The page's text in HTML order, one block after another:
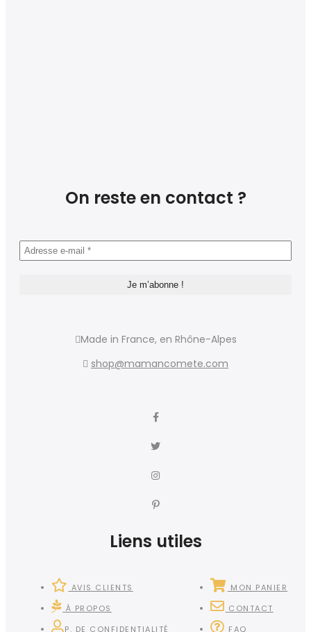
On reste en contact ?
Made in France, en Rhône-Alpes
shop@mamancomete.com
Liens utiles
AVIS CLIENTS
À PROPOS
P. DE CONFIDENTIALITÉ
MON PANIER
CONTACT
FAQ